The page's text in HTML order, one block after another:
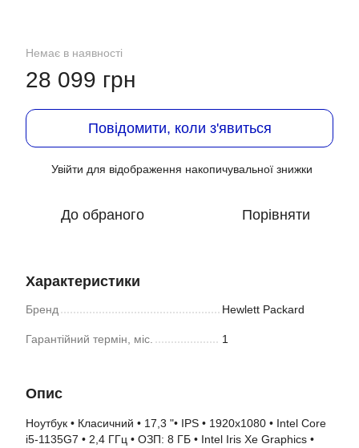
Немає в наявності
28 099 грн
Повідомити, коли з'явиться
Увійти для відображення накопичувальної знижки
До обраного Порівняти
Характеристики
Бренд Hewlett Packard
Гарантійний термін, міс. 1
Опис
Ноутбук • Класичний • 17,3 "• IPS • 1920x1080 • Intel Core
i5-1135G7 • 2,4 ГГц • ОЗП: 8 ГБ • Intel Iris Xe Graphics •